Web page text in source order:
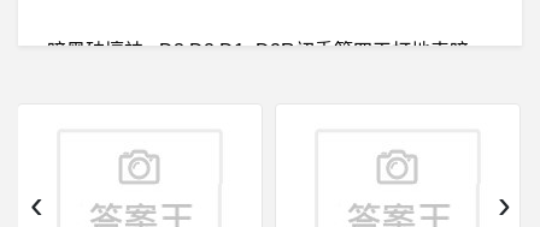
暗
黑破壞神 - D3,D2,D1- D2R初季第四天打地表暗黑 D2R初季第四天打地表暗黑
希
洽- Overlord動畫最新一集疑問 Overlord動畫最新一集疑問
BaseballXXXX- 爪的守護神 爪的守護神
‹ ›